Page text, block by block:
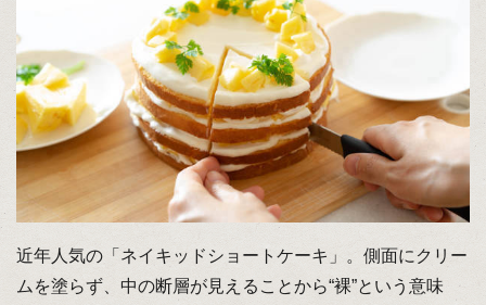
近年人気の「ネイキッドショートケーキ」。側面にクリー
ムを塗らず、中の断層が見えることから“裸”という意味